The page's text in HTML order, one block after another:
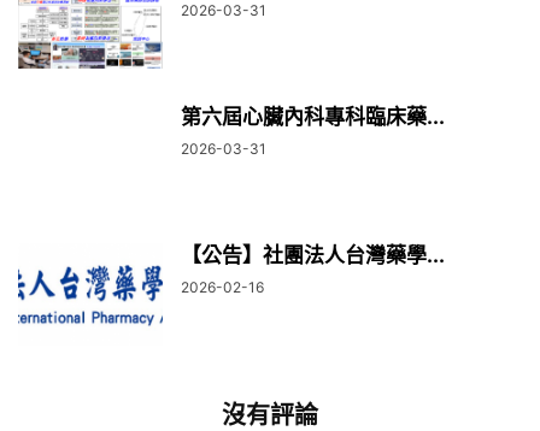
2026-03-31
第六屆心臟內科專科臨床藥...
2026-03-31
【公告】社團法人台灣藥學...
2026-02-16
沒有評論